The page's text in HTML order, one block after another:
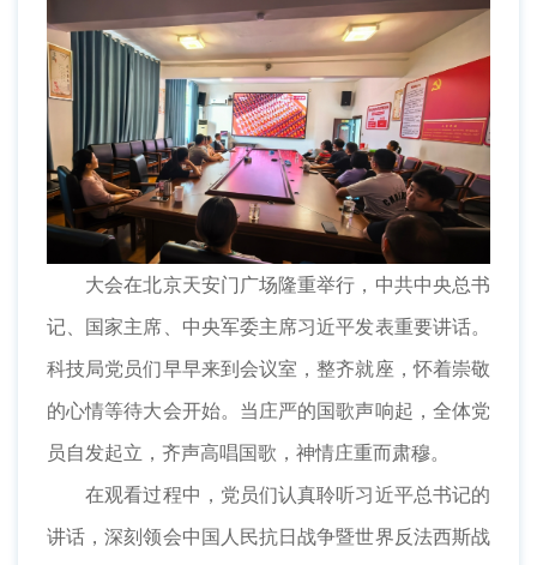
大会在北京天安门广场隆重举行，中共中央总书
记、国家主席、中央军委主席习近平发表重要讲话。
科技局党员们早早来到会议室，整齐就座，怀着崇敬
的心情等待大会开始。当庄严的国歌声响起，全体党
员自发起立，齐声高唱国歌，神情庄重而肃穆。
在观看过程中，党员们认真聆听习近平总书记的
讲话，深刻领会中国人民抗日战争暨世界反法西斯战